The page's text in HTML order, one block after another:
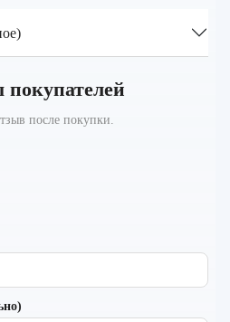
после покупки.